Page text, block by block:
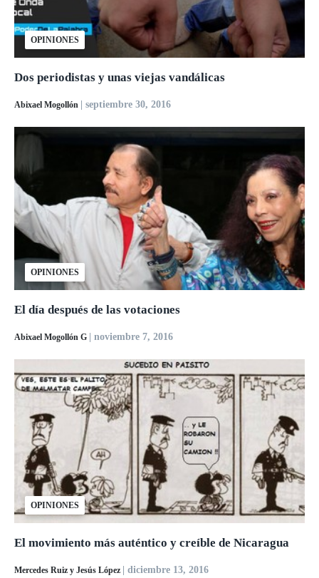
OPINIONES
Dos periodistas y unas viejas vandálicas
Abixael Mogollón | septiembre 30, 2016
OPINIONES
El día después de las votaciones
Abixael Mogollón G | noviembre 7, 2016
OPINIONES
El movimiento más auténtico y creíble de Nicaragua
Mercedes Ruiz y Jesús López | diciembre 13, 2016